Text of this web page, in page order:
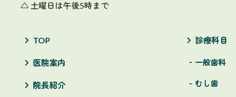
△ 土曜日は午後5時まで
TOP
医院案内
院長紹介
診療科目
一般歯科
むし歯